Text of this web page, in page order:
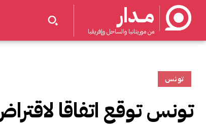
مــدار
من موريتانيا والساحل وإفريقيا
تونس
تونس توقع اتفاقا لاقتراض 1.2 مليار دولار لشراء